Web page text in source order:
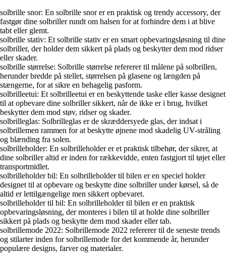
solbrille snor: En solbrille snor er en praktisk og trendy accessory, der
fastgør dine solbriller rundt om halsen for at forhindre dem i at blive
tabt eller glemt.
solbrille stativ: Et solbrille stativ er en smart opbevaringsløsning til dine
solbriller, der holder dem sikkert på plads og beskytter dem mod ridser
eller skader.
solbrille størrelse: Solbrille størrelse refererer til målene på solbrillen,
herunder bredde på stellet, størrelsen på glasene og længden på
stængerne, for at sikre en behagelig pasform.
solbrilleetui: Et solbrilleetui er en beskyttende taske eller kasse designet
til at opbevare dine solbriller sikkert, når de ikke er i brug, hvilket
beskytter dem mod støv, ridser og skader.
solbrilleglas: Solbrilleglas er de skræddersyede glas, der indsat i
solbrillemen rammen for at beskytte øjnene mod skadelig UV-stråling
og blænding fra solen.
solbrilleholder: En solbrilleholder er et praktisk tilbehør, der sikrer, at
dine solbriller altid er inden for rækkevidde, enten fastgjort til tøjet eller
transportmidlet.
solbrilleholder bil: En solbrilleholder til bilen er en speciel holder
designet til at opbevare og beskytte dine solbriller under kørsel, så de
altid er lettilgængelige men sikkert opbevaret.
solbrilleholder til bil: En solbrilleholder til bilen er en praktisk
opbevaringsløsning, der monteres i bilen til at holde dine solbriller
sikkert på plads og beskytte dem mod skader eller tab.
solbrillemode 2022: Solbrillemode 2022 refererer til de seneste trends
og stilarter inden for solbrillemode for det kommende år, herunder
populære designs, farver og materialer.